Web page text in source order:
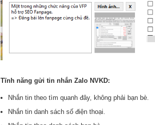
Tĩnh năng gửi tin nhắn Zalo NVKD:
Nhắn tin theo tìm quanh đây, không phải bạn bè.
Nhắn tin danh sách số điện thoại.